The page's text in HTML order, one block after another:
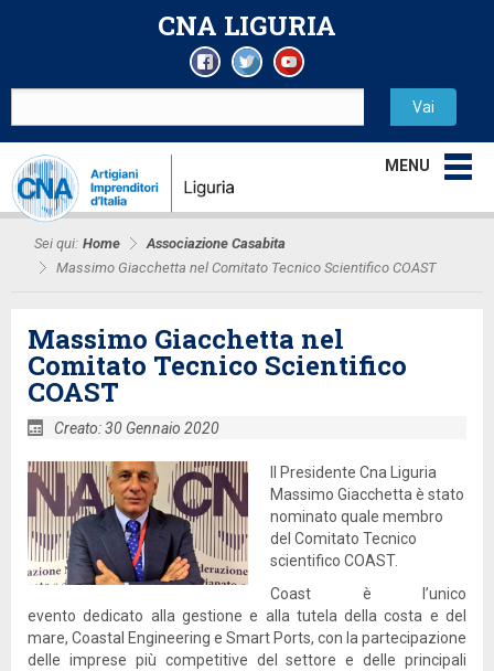
CNA LIGURIA
MENU
Sei qui: Home
Associazione Casabita
Massimo Giacchetta nel Comitato Tecnico Scientifico COAST
Massimo Giacchetta nel
Comitato Tecnico Scientifico
COAST
Creato: 30 Gennaio 2020
Il Presidente Cna Liguria
Massimo Giacchetta è stato
nominato quale membro
del Comitato Tecnico
scientifico COAST.
Coast è l’unico
eventodedicato alla gestione e alla tutela della costa e del
mare, Coastal Engineering e Smart Ports, con la partecipazione
delle imprese più competitive del settore e delle principali